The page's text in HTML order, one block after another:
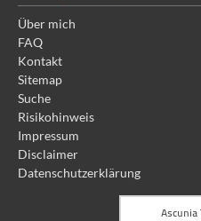
Über mich
FAQ
Kontakt
Sitemap
Suche
Risikohinweis
Impressum
Disclaimer
Datenschutzerklärung